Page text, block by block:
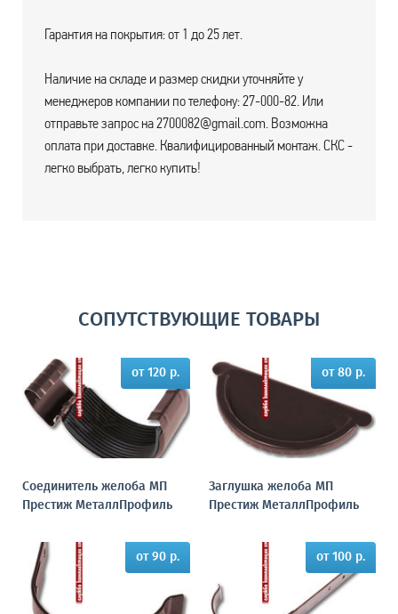
Гарантия на покрытия: от 1 до 25 лет.
Наличие на складе и размер скидки уточняйте у
менеджеров компании по телефону: 27-000-82. Или
отправьте запрос на 2700082@gmail.com. Возможна
оплата при доставке. Квалифицированный монтаж. СКС -
легко выбрать, легко купить!
СОПУТСТВУЮЩИЕ ТОВАРЫ
от 120 р.
Соединитель желоба МП
Престиж МеталлПрофиль
от 80 р.
Заглушка желоба МП
Престиж МеталлПрофиль
от 90 р. от 100 р.